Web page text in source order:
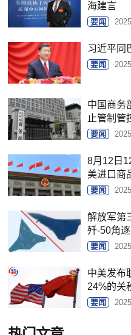
海建言
要闻
习近平同
要闻
中国商务
止管制管
要闻
8月12日
美进口商
要闻
解放军第
歼-50角
要闻
中美发布
24%的关
要闻